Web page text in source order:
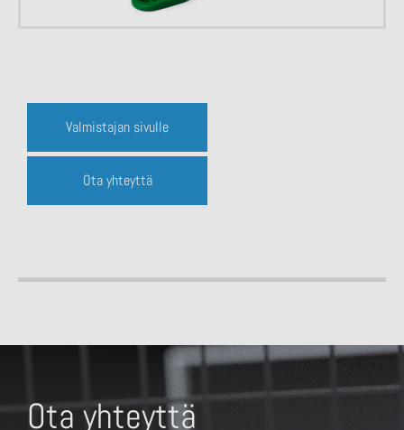
Valmistajan sivulle
Ota yhteyttä
Ota yhteyttä